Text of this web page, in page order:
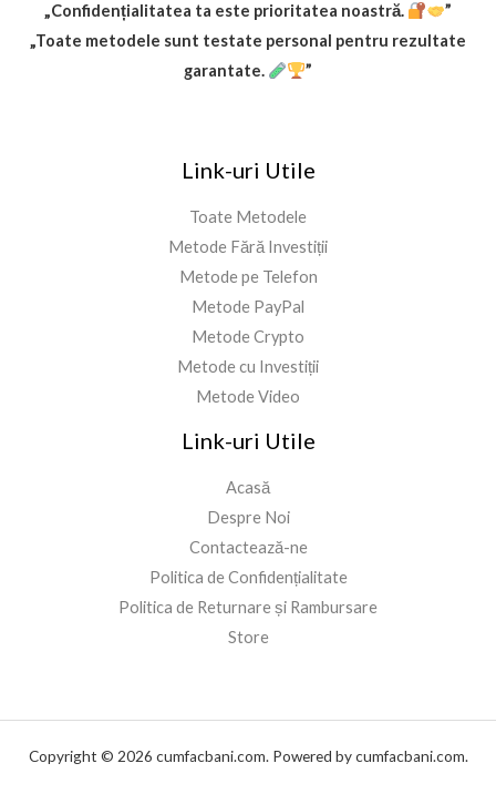
„Confidențialitatea ta este prioritatea noastră.
”
„Toate metodele sunt testate personal pentru rezultate
garantate.
”
Link-uri Utile
Toate Metodele
Metode Fără Investiții
Metode pe Telefon
Metode PayPal
Metode Crypto
Metode cu Investiții
Metode Video
Link-uri Utile
Acasă
Despre Noi
Contactează-ne
Politica de Confidențialitate
Politica de Returnare și Rambursare
Store
Copyright © 2026 cumfacbani.com. Powered by cumfacbani.com.